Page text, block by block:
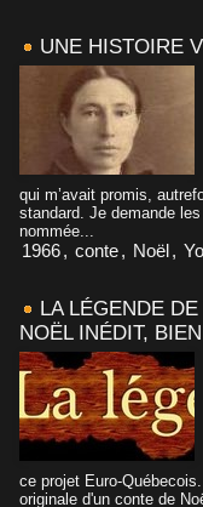
UNE HISTOIRE
qui m’avait promis,
standard. Je demande
nommée...
1966, conte, Noël,
LA LÉGENDE
NOËL INÉDIT,
ce projet Euro-
originale d'un conte de